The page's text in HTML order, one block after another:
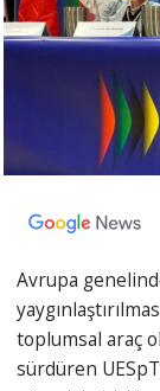
Avrupa
toplumsal araç
sürdüren